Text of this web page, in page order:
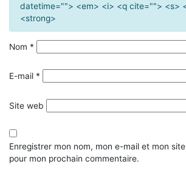
datetime=""> <em> <i> <q cite=""> <s>
<strong>
Nom *
E-mail *
Site web
Enregistrer mon nom, mon e-mail et mon
pour mon prochain commentaire.